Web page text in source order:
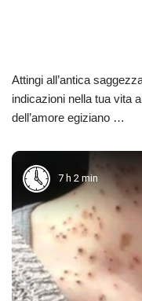
Attingi all’antica
indicazioni nella tua vita
dell’amore egiziano …
7 h 2 min